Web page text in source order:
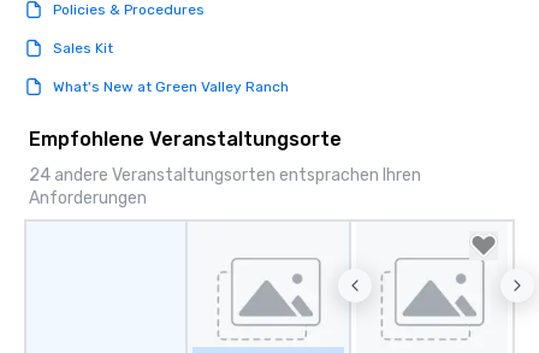
Policies & Procedures
Sales Kit
What's New at Green Valley Ranch
Empfohlene Veranstaltungsorte
24 andere Veranstaltungsorten entsprachen Ihren
Anforderungen